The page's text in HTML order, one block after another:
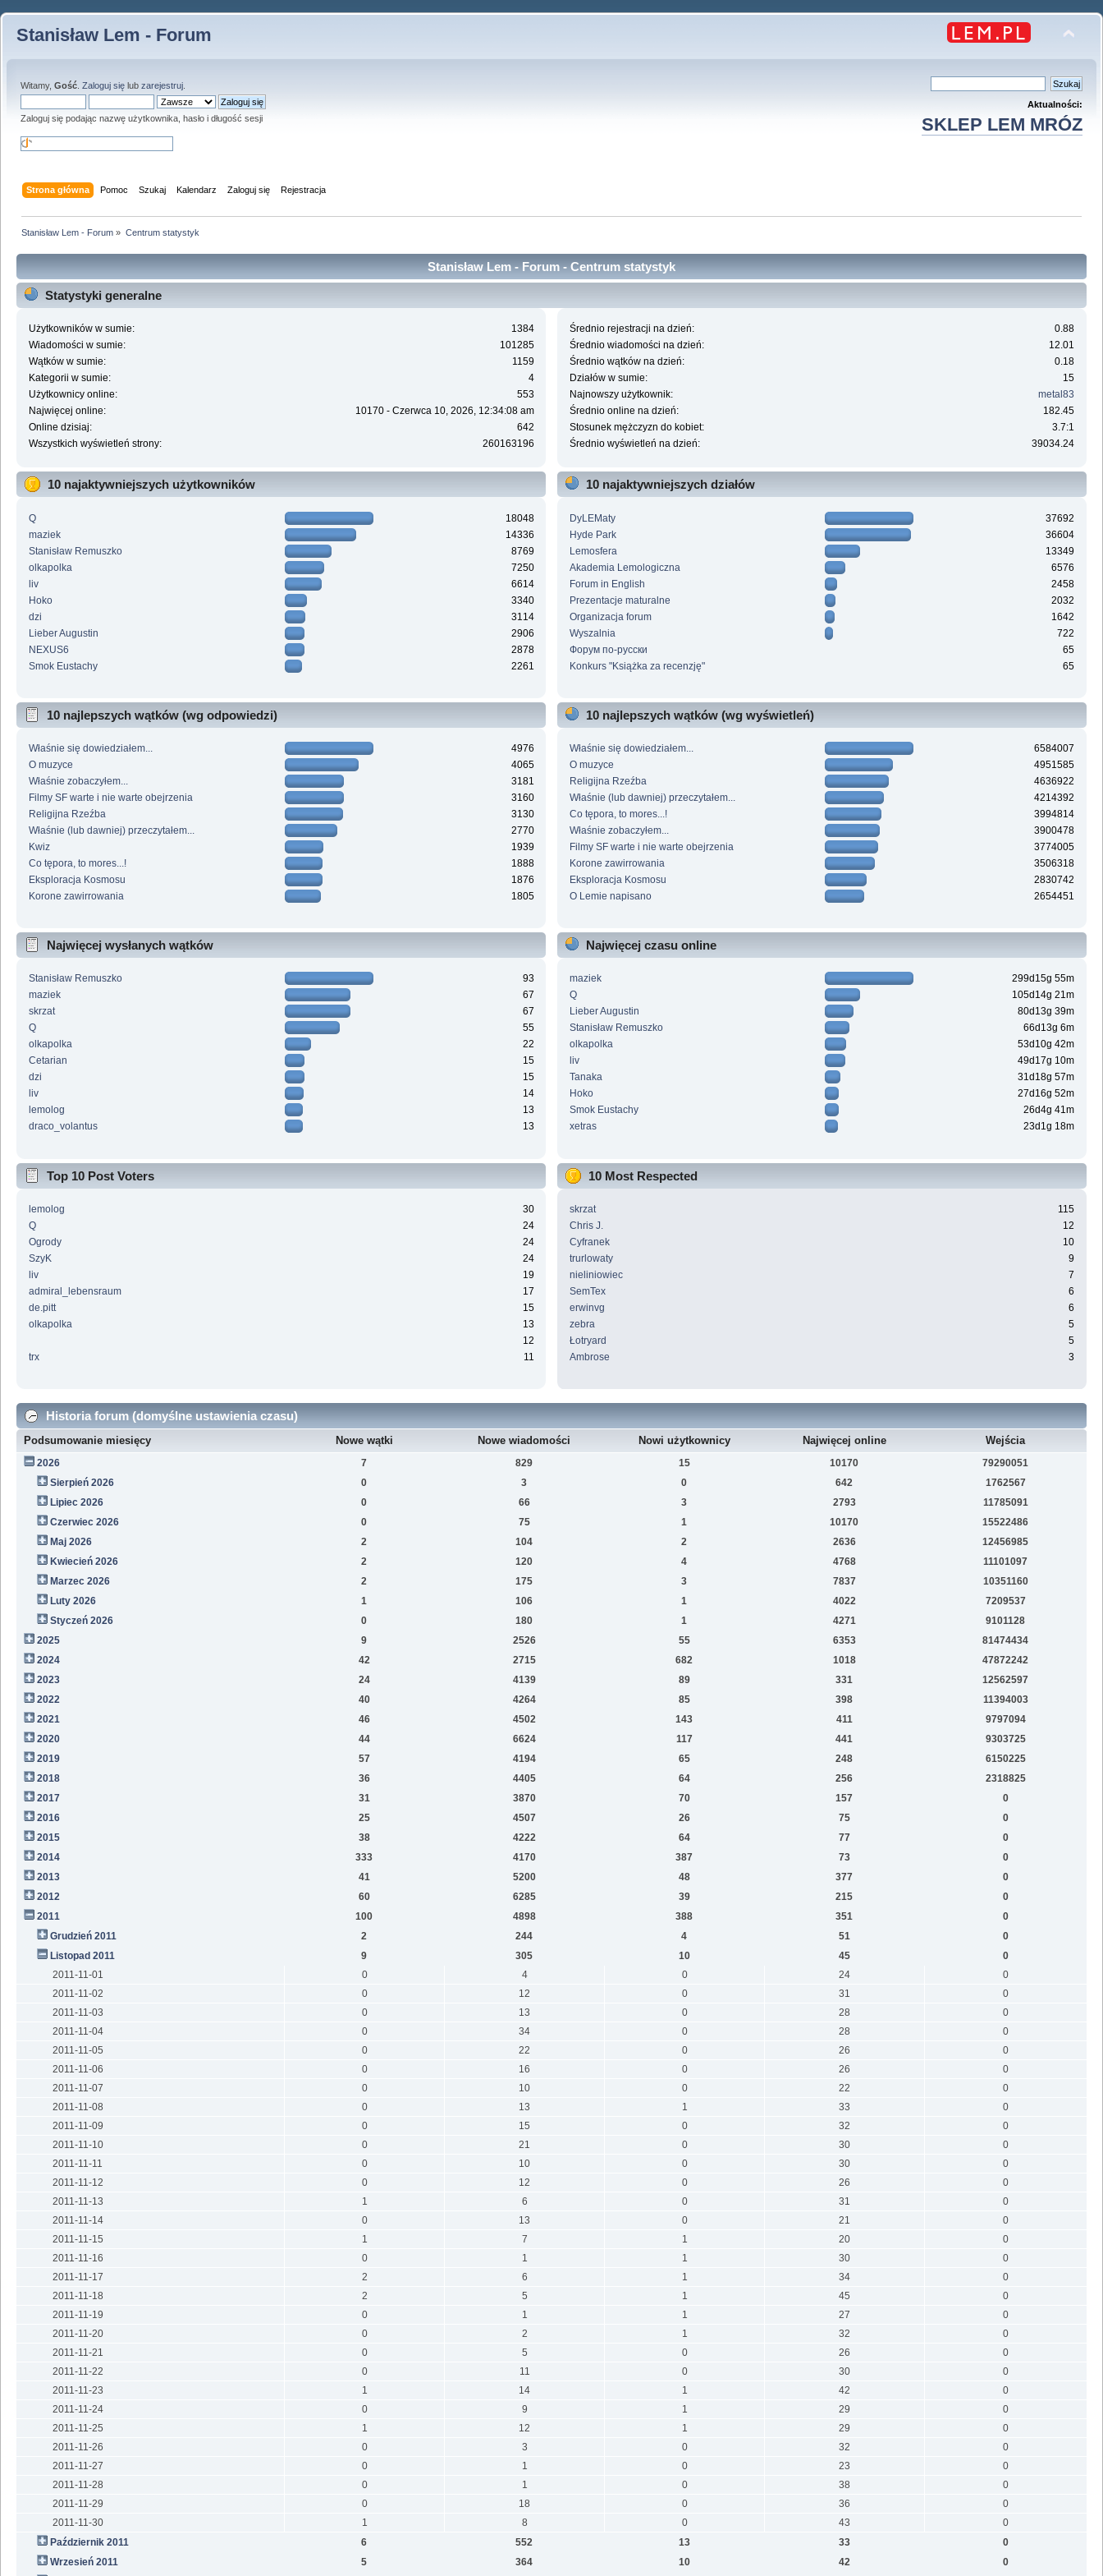
Stanisław Lem - Forum
Witamy, Gość Zaloguj się lub zarejestruj
Zaloguj się podając nazwę użytkownika, hasło i długość sesji
Aktualności:
SKLEP LEM MRÓZ
Strona główna Pomoc Szukaj Kalendarz Zaloguj się Rejestracja
Stanisław Lem - Forum » Centrum statystyk
Stanisław Lem - Forum - Centrum statystyk
Statystyki generalne
Użytkowników w sumie:
1384
Wiadomości w sumie:
101285
Wątków w sumie:
1159
Kategorii w sumie:
4
Użytkownicy online:
553
Najwięcej online:
10170 - Czerwca 10, 2026, 12:34:08 am
Online dzisiaj:
642
Wszystkich wyświetleń strony:
260163196
Średnio rejestracji na dzień:
0.88
Średnio wiadomości na dzień:
12.01
Średnio wątków na dzień:
0.18
Działów w sumie:
15
Najnowszy użytkownik:
metal83
Średnio online na dzień:
182.45
Stosunek mężczyzn do kobiet:
3.7:1
Średnio wyświetleń na dzień:
39034.24
10 najaktywniejszych użytkowników
Q
18048
maziek
14336
Stanisław Remuszko
8769
olkapolka
7250
liv
6614
Hoko
3340
dzi
3114
Lieber Augustin
2906
NEXUS6
2878
Smok Eustachy
2261
10 najaktywniejszych działów
DyLEMaty
37692
Hyde Park
36604
Lemosfera
13349
Akademia Lemologiczna
6576
Forum in English
2458
Prezentacje maturalne
2032
Organizacja forum
1642
Wyszalnia
722
Форум по-русски
65
Konkurs "Książka za recenzję"
65
10 najlepszych wątków (wg odpowiedzi)
Właśnie się dowiedziałem...
4976
O muzyce
4065
Właśnie zobaczyłem...
3181
Filmy SF warte i nie warte obejrzenia
3160
Religijna Rzeźba
3130
Właśnie (lub dawniej) przeczytałem...
2770
Kwiz
1939
Co tępora, to mores...!
1888
Eksploracja Kosmosu
1876
Korone zawirrowania
1805
10 najlepszych wątków (wg wyświetleń)
Właśnie się dowiedziałem...
6584007
O muzyce
4951585
Religijna Rzeźba
4636922
Właśnie (lub dawniej) przeczytałem...
4214392
Co tępora, to mores...!
3994814
Właśnie zobaczyłem...
3900478
Filmy SF warte i nie warte obejrzenia
3774005
Korone zawirrowania
3506318
Eksploracja Kosmosu
2830742
O Lemie napisano
2654451
Najwięcej wysłanych wątków
Stanisław Remuszko
93
maziek
67
skrzat
67
Q
55
olkapolka
22
Cetarian
15
dzi
15
liv
14
lemolog
13
draco_volantus
13
Najwięcej czasu online
maziek
299d15g 55m
Q
105d14g 21m
Lieber Augustin
80d13g 39m
Stanisław Remuszko
66d13g 6m
olkapolka
53d10g 42m
liv
49d17g 10m
Tanaka
31d18g 57m
Hoko
27d16g 52m
Smok Eustachy
26d4g 41m
xetras
23d1g 18m
Top 10 Post Voters
lemolog
30
Q
24
Ogrody
24
SzyK
24
liv
19
admiral_lebensraum
17
de.pitt
15
olkapolka
13
12
trx
11
10 Most Respected
skrzat
115
Chris J.
12
Cyfranek
10
trurlowaty
9
nieliniowiec
7
SemTex
6
erwinvg
6
zebra
5
Łotryard
5
Ambrose
3
Historia forum (domyślne ustawienia czasu)
Podsumowanie miesięcy Nowe wątki Nowe wiadomości Nowi użytkownicy Najwięcej online Wejścia
2026 7 829 15 10170
79290051
Sierpień 2026
0 3 0 642
1762567
Lipiec 2026
0 66 3 2793
11785091
Czerwiec 2026
0 75 1 10170
15522486
Maj 2026
2 104 2 2636
12456985
Kwiecień 2026
2 120 4 4768
11101097
Marzec 2026
2 175 3 7837
10351160
Luty 2026
1 106 1 4022
7209537
Styczeń 2026
0 180 1 4271
9101128
2025
9 2526 55 6353
81474434
2024
42 2715 682 1018
47872242
2023
24 4139 89 331
12562597
2022
40 4264 85 398
11394003
2021
46 4502 143 411
9797094
2020
44 6624 117 441
9303725
2019
57 4194 65 248
6150225
2018
36 4405 64 256
2318825
2017
31 3870 70 157
0
2016
25 4507 26 75
0
2015
38 4222 64 77
0
2014
333 4170 387 73
0
2013
41 5200 48 377
0
2012
60 6285 39 215
0
2011
100 4898 388 351
0
Grudzień 2011
2 244 4 51
0
Listopad 2011
9 305 10 45
0
2011-11-01
0 4 0 24
0
2011-11-02
0 12 0 31
0
2011-11-03
0 13 0 28
0
2011-11-04
0 34 0 28
0
2011-11-05
0 22 0 26
0
2011-11-06
0 16 0 26
0
2011-11-07
0 10 0 22
0
2011-11-08
0 13 1 33
0
2011-11-09
0 15 0 32
0
2011-11-10
0 21 0 30
0
2011-11-11
0 10 0 30
0
2011-11-12
0 12 0 26
0
2011-11-13
1 6 0 31
0
2011-11-14
0 13 0 21
0
2011-11-15
1 7 1 20
0
2011-11-16
0 1 1 30
0
2011-11-17
2 6 1 34
0
2011-11-18
2 5 1 45
0
2011-11-19
0 1 1 27
0
2011-11-20
0 2 1 32
0
2011-11-21
0 5 0 26
0
2011-11-22
0 11 0 30
0
2011-11-23
1 14 1 42
0
2011-11-24
0 9 1 29
0
2011-11-25
1 12 1 29
0
2011-11-26
0 3 0 32
0
2011-11-27
0 1 0 23
0
2011-11-28
0 1 0 38
0
2011-11-29
0 18 0 36
0
2011-11-30
1 8 0 43
0
Październik 2011
6 552 13 33
0
Wrzesień 2011
5 364 10 42 0